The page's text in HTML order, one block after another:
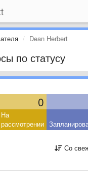
Dean Herbert
по статусу
0
На
рассмотрении
Со